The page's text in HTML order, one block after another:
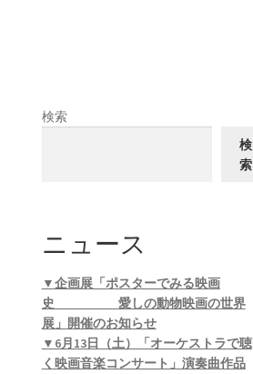
検索
検
索
ニュース
▼企画展「ポスターでみる映画
史 愛しの動物映画の世界
展」開催のお知らせ
▼6月13日（土）「オーケストラで聴
く映画音楽コンサート」演奏曲作品